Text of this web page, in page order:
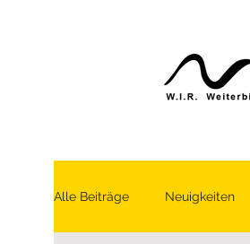
Alle Beiträge Neuigkeiten